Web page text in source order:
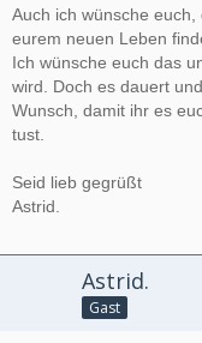
Auch ich wünsche
eurem neuen Leben
Ich wünsche euch das
wird. Doch es dauert
Wunsch, damit ihr es
tust.
Seid lieb gegrüßt
Astrid.
Astrid.
Gast